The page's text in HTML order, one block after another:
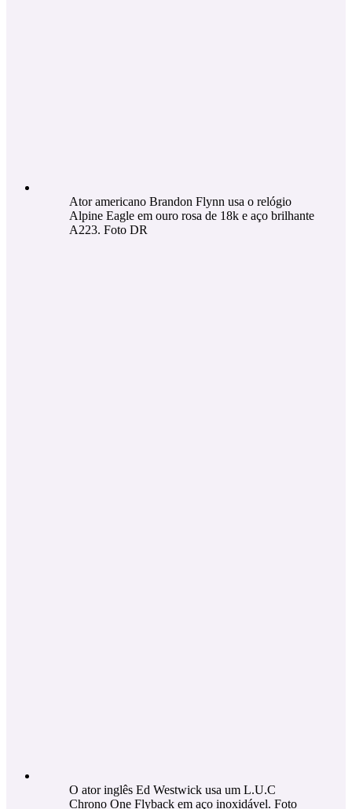
Ator americano Brandon Flynn usa o relógio
Alpine Eagle em ouro rosa de 18k e aço brilhante
A223. Foto DR
O ator inglês Ed Westwick usa um L.U.C
Chrono One Flyback em aço inoxidável. Foto